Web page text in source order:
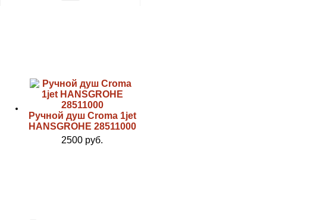
Ручной душ Croma 1jet
HANSGROHE 28511000
2500 руб.